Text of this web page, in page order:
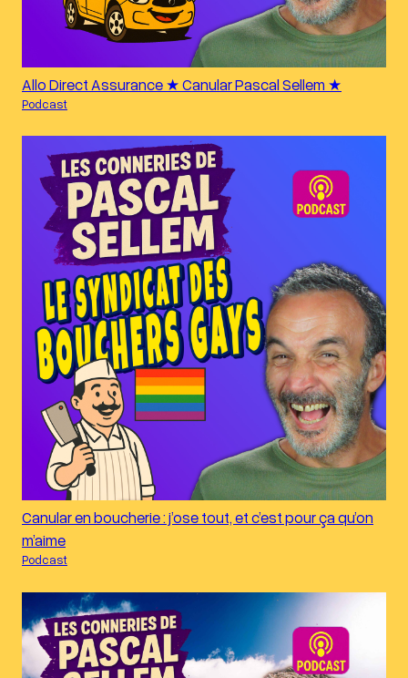
Allo Direct Assurance ★ Canular Pascal Sellem ★
Podcast
Canular en boucherie : j’ose tout, et c’est pour ça qu’on
m’aime
Podcast